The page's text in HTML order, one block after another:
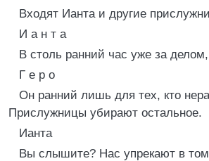
Входят Ианта и другие
И а н т а
В столь ранний час уже за
Г е р о
Он ранний лишь для тех, кто
Прислужницы убирают остальное.
Ианта
Вы слышите? Нас упрекают в